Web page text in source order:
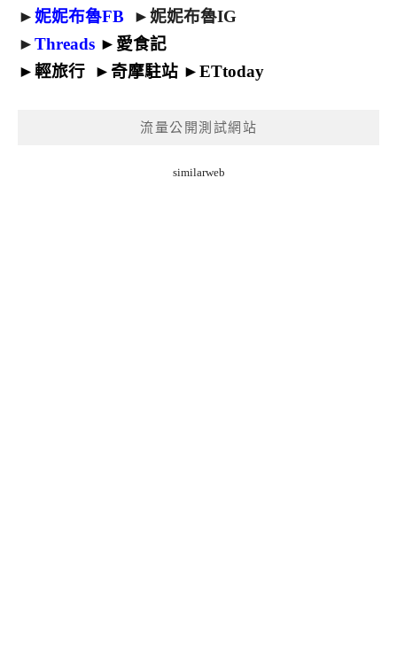
►妮妮布魯FB ►妮妮布魯IG
►Threads ► 愛食記
►輕旅行 ► 奇摩駐站 ►ETtoday
流量公開測試網站
similarweb